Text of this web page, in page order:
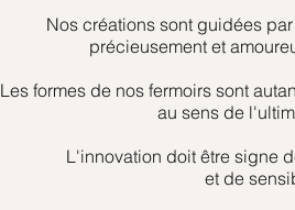
Nos créations sont guidées
précieusement et
Les formes de nos fermoirs sont
au sens de
L'innovation doit être signe
et de